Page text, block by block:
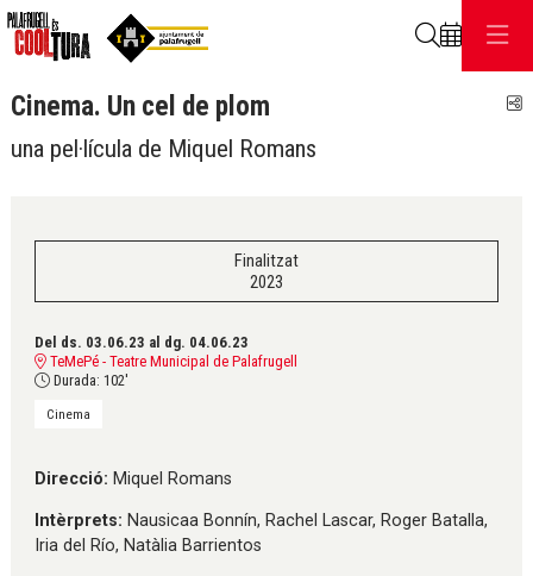
Cinema. Un cel de plom
una pel·lícula de Miquel Romans
Finalitzat
2023
Del ds. 03.06.23 al dg. 04.06.23
TeMePé - Teatre Municipal de Palafrugell
Durada: 102'
Cinema
Direcció: Miquel Romans
Intèrprets: Nausicaa Bonnín, Rachel Lascar, Roger Batalla,
Iria del Río, Natàlia Barrientos